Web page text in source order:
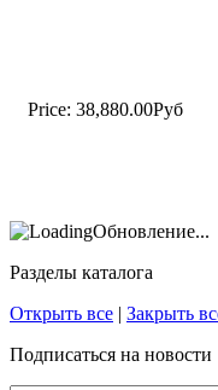
Price: 38,880.00Руб
Обновление...
Разделы каталога
Открыть все | Закрыть
Подписаться на новости